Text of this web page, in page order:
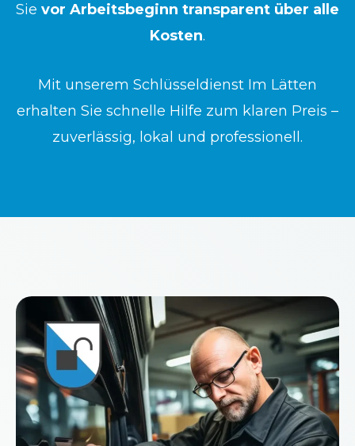
Sie vor Arbeitsbeginn transparent über alle
Kosten.
Mit unserem Schlüsseldienst Im Lätten
erhalten Sie schnelle Hilfe zum klaren Preis –
zuverlässig, lokal und professionell.